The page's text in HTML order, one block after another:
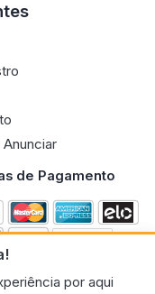
por aqui
de Pagamento